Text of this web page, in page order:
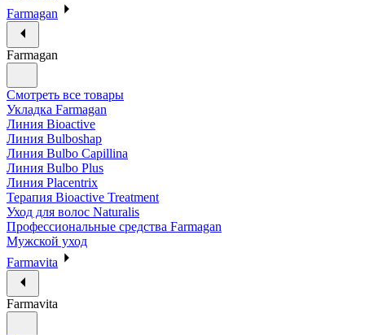
Farmagan
Farmagan
Смотреть все товары
Укладка Farmagan
Линия Bioactive
Линия Bulboshap
Линия Bulbo Capillina
Линия Bulbo Plus
Линия Placentrix
Терапия Bioactive Treatment
Уход для волос Naturalis
Профессиональные средства Farmagan
Мужской уход
Farmavita
Farmavita